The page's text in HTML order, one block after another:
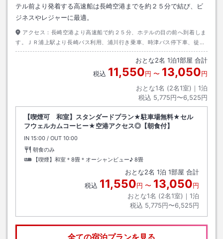
テル前より発着する高速船は長崎空港までを約２５分で結び、ビ
ジネスやレジャーに最適。
アクセス： 長崎空港より高速船で約２５分、ホテルの目の前へ到着しま
す。ＪＲ浦上駅より長崎バス利用、浦川行き乗車、時津バス停下車、徒歩
約３分。長崎自動車道多良見ＩＣより川平有料道路に入り時津方面出口を
おとな2名 1泊1部屋 合計
税込 11,550円 〜 13,050円
おとな1名 (2名1室)｜ 1泊
税込 5,775円〜6,525円
【喫煙可 和室】スタンダードプラン★駐車場無料★セル
フウェルカムコーヒー★空港アクセス◎【朝食付】
IN チェックイン
15:00 / OUT チェックアウト
10:00
朝食のみ
【喫煙】和室＊8畳＊オーシャンビュー♪ 8畳
おとな2名 1泊 1部屋 合計
税込 11,550円 〜 13,050円
おとな1名 (2名1室)｜ 1泊
税込 5,775円〜6,525円